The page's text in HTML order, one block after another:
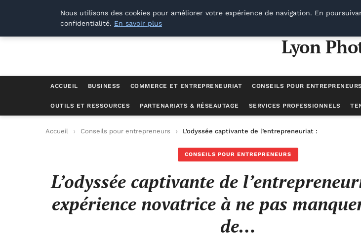
Lyon Photos
Lyon
ACCUEIL BUSINESS COMMERCE ET ENTREPRENEURIAT CONSEILS POUR
OUTILS ET RESSOURCES PARTENARIATS & RÉSEAUTAGE SERVICES PROFESSIONNELS
Accueil Conseils pour entrepreneurs L’odyssée captivante de l’entrepreneuriat : une
CONSEILS POUR ENTREPRENEURS
L’odyssée captivante de
expérience novatrice à ne pas
de…
Nous utilisons des cookies pour améliorer votre expérience de navigation. En
confidentialité. En savoir plus